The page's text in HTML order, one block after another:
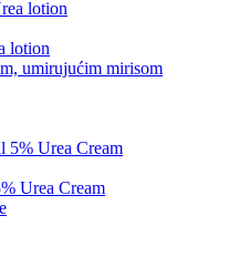
lotion
umirujućim mirisom
Urea Cream